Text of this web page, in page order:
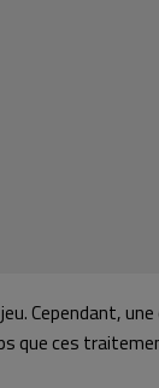
Cependant,
que ces